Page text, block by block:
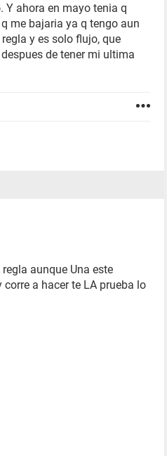
Y ahora en mayo tenia q
me bajaria ya q tengo aun
y es solo flujo, que
de tener mi ultima
aunque Una este
a hacer te LA prueba lo